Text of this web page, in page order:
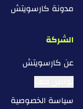
مدونة كارسويتش
الشركة
عن كارسويتش
تواصل معنا
سياسة الخصوصية